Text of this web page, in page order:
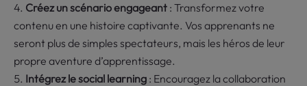
Créez un scénario engageant : Transformez votre
contenu en une histoire captivante. Vos apprenants ne
seront plus de simples spectateurs, mais les héros de leur
propre aventure d’apprentissage.
Intégrez le social learning : Encouragez la collaboration